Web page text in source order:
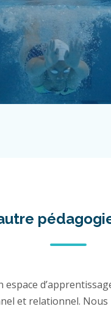
espace
et relationnel. Nous